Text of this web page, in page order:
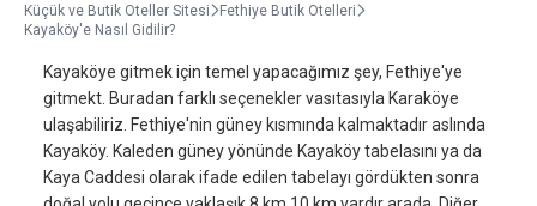
Küçük ve Butik Oteller Sitesi
Fethiye Butik Otelleri
Kayaköy'e Nasıl Gidilir?
Kayaköye gitmek için temel yapacağımız şey, Fethiye'ye
gitmekt. Buradan farklı seçenekler vasıtasıyla Karaköye
ulaşabiliriz. Fethiye'nin güney kısmında kalmaktadır aslında
Kayaköy. Kaleden güney yönünde Kayaköy tabelasını ya da
Kaya Caddesi olarak ifade edilen tabelayı gördükten sonra